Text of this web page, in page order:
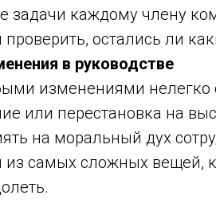
задачи каждому члену
проверить, остались ли
в руководстве
изменениями нелегко
или перестановка на
на моральный дух
из самых сложных вещей,